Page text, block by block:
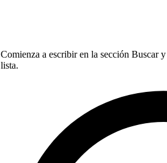
Comienza a escribir en la sección Buscar
lista.